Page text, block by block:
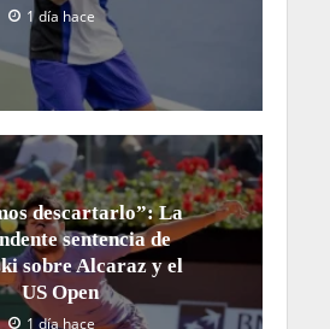
1 día hace
descartarlo”: La
sentencia de
sobre Alcaraz y el
US Open
1 día hace